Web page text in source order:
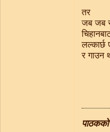
तर
जब जब
लल्कार्छ
र गाउन
पाठकको